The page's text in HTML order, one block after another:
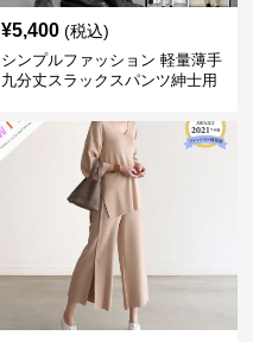
¥5,400 (税込)
シンプルファッション 軽量薄手
九分丈スラックスパンツ紳士用